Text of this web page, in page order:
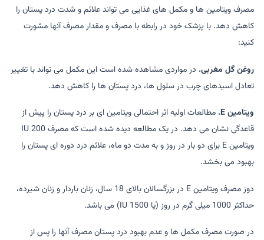
مصرف ویتامین ها و مکمل های غذایی می تواند علائم و شدت درد پستان را
کاهش دهد. با پزشک خود در رابطه با مصرف و مقدار مصرف آنها مشورت
کنید:
روغن گل مغربی. در مواردی مشاهده شده است این مکمل می تواند با تغییر
تعادل اسیدهای چرب در سلول ها، درد پستان ها را کاهش دهد.
ویتامین E.
مطالعات اولیه اثر احتمالی ویتامین ای بر درد پستان را پیش از
قاعدگی نشان می دهد. در یک مطالعه دیده شده است که مصرف IU 200
ویتامین E برای دو بار در روز و به مدت دو ماه، علائم درد دوره ای پستان را
بهبود می بخشد.
دوز مصرف ویتامین E در بزرگسالان بالای 18 سال، زنان باردار و زنان شیرده،
حداکثر 1000 میلی گرم در روز (یا 1500 IU) می باشد.
در صورت مصرف مکمل ها و عدم بهبود درد پستان مصرف آنها را پس از